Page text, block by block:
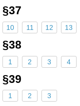
§37
10 11 12 13
§38
1 2 3 4
§39
1 2 3